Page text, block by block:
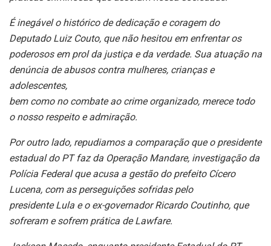
É inegável o histórico de dedicação e coragem do
Deputado Luiz Couto, quenão hesitou em enfrentar os
poderosos em prol da justiça e da verdade. Sua atuação na
denúncia de abusos contra mulheres, crianças e
adolescentes,
bem como no combate ao crime organizado, merece todo
o nosso respeito e admiração.
Por outro lado, repudiamos a comparação que o presidente
estadual do PT faz da Operação Mandare, investigação da
Polícia Federal que acusa a gestão do prefeito Cícero
Lucena, com as perseguições sofridas pelo
presidente Lula e o ex-governador Ricardo Coutinho, que
sofreram e sofrem prática de Lawfare.